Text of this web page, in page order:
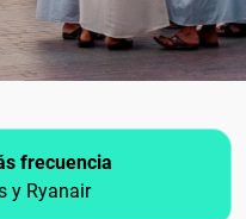
frecuencia
y Ryanair